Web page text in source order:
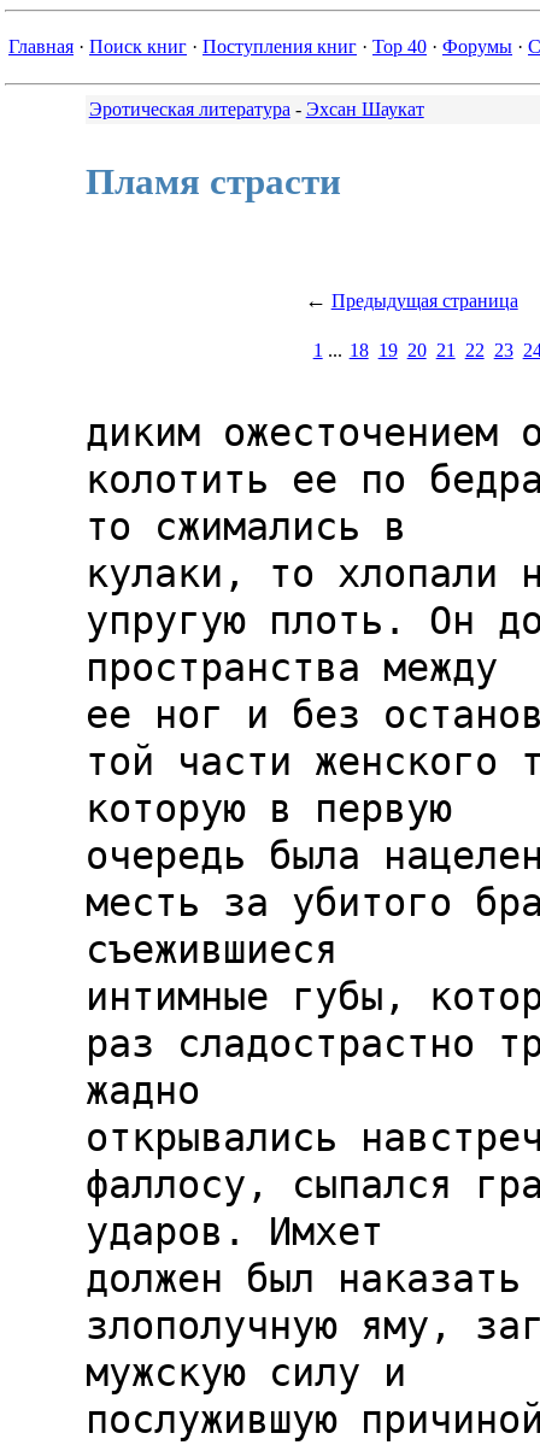
Главная · Поиск книг · Поступления книг · Top 40 · Форумы ·
Эротическая литература - Эхсан Шаукат
Пламя страсти
← Предыдущая страница
1 ... 18 19 20 21 22 23
диким ожесточением
колотить ее по
то сжимались в
кулаки, то хлопали
упругую плоть. Он
пространства между
ее ног и без
той части женского
которую в первую
очередь была
месть за убитого
съежившиеся
интимные губы,
раз сладострастно
жадно
открывались
фаллосу, сыпался
ударов. Имхет
должен был
злополучную яму,
мужскую силу и
послужившую